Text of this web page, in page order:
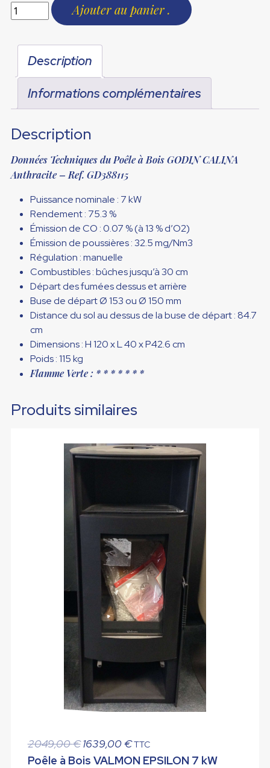
Ajouter au panier
Description
Informations complémentaires
Description
Données Techniques du Poêle à Bois GODIN CALINA
Anthracite – Ref. GD388115
Puissance nominale : 7 kW
Rendement : 75.3 %
Émission de CO : 0.07 %(à 13 % d’O2)
Émission de poussières : 32.5 mg/Nm3
Régulation : manuelle
Combustibles : bûches jusqu’à 30 cm
Départ des fumées dessus et arrière
Buse de départ Ø 153 ou Ø 150 mm
Distance du sol au dessus de la buse de départ : 84.7
cm
Dimensions : H 120 x L 40 x P42.6 cm
Poids : 115 kg
Flamme Verte : * * * * * * *
Produits similaires
2049,00€ Le
prix
1639,00€Le
prix
TTC
Poêle à Bois VALMON EPSILON 7 kW